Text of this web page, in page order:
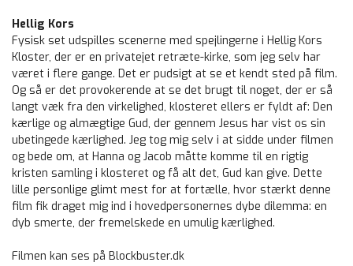
Hellig Kors
Fysisk set udspilles scenerne med spejlingerne i Hellig Kors
Kloster, der er en privatejet retræte-kirke, som jeg selv har
været i flere gange. Det er pudsigt at se et kendt sted på film.
Og så er det provokerende at se det brugt til noget, der er så
langt væk fra den virkelighed, klosteret ellers er fyldt af: Den
kærlige og almægtige Gud, der gennem Jesus har vist os sin
ubetingede kærlighed. Jeg tog mig selv i at sidde under filmen
og bede om, at Hanna og Jacob måtte komme til en rigtig
kristen samling i klosteret og få alt det, Gud kan give. Dette
lille personlige glimt mest for at fortælle, hvor stærkt denne
film fik draget mig ind i hovedpersonernes dybe dilemma: en
dyb smerte, der fremelskede en umulig kærlighed.
Filmen kan ses på Blockbuster.dk